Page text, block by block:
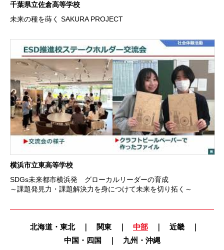
千葉県立佐倉高等学校
未来の種を蒔く SAKURA PROJECT
横浜市立東高等学校
SDGs未来都市横浜発 グローカルリーダーの育成
～課題発見力・課題解決力を身につけて未来を切り拓く～
北海道・東北 ｜ 関東 ｜ 中部 ｜ 近畿
｜
中国・四国
｜ 九州・沖縄